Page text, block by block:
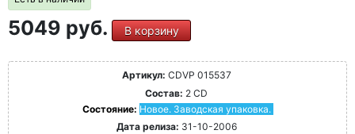
5049 руб. В корзину
Артикул: CDVP 015537
Состав: 2 CD
Состояние: Новое. Заводская упаковка.
Дата релиза: 31-10-2006